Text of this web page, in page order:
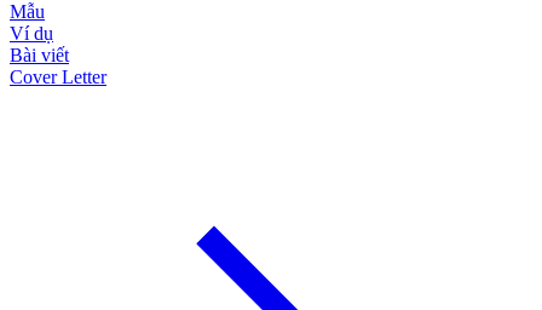
Mẫu
Ví dụ
Bài viết
Cover Letter